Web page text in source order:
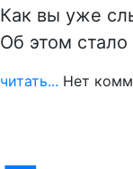
Как вы уже
Об этом
читать... Нет